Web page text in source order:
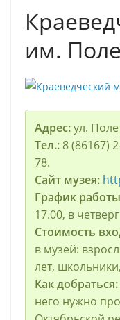
им.
Адрес:ул.
Тел.:8 (86167)
78.
Сайт музея:
График
17.00, в
Стоимость
в музей:
лет,
Как добраться:
него нужно